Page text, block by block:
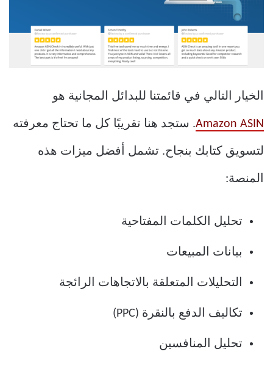
الخيار التالي في قائمتنا للبدائل المجانية هو
Amazon ASIN. ستجد هنا تقريبًا كل ما تحتاج معرفته
لتسويق كتابك بنجاح. تشمل أفضل ميزات هذه
المنصة:
تحليل الكلمات المفتاحية
بيانات المبيعات
التحليلات المتعلقة بالاتجاهات الرائجة
تكاليف الدفع بالنقرة (PPC)
تحليل المنافسين